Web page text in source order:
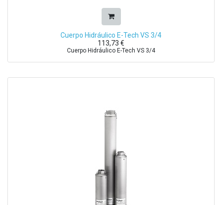
Cuerpo Hidráulico E-Tech VS 3/4
113,73 €
Cuerpo Hidráulico E-Tech VS 3/4